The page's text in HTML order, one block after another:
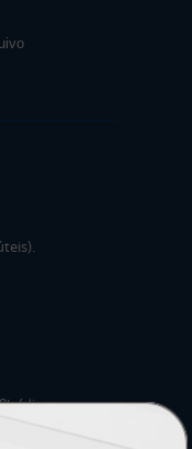
(dias